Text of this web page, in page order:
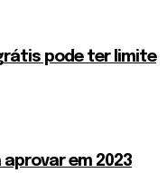
pode ter limite
em 2023